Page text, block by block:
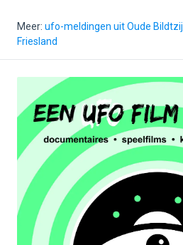
Meer: ufo-meldingen uit Oude Bildtzijl
Friesland